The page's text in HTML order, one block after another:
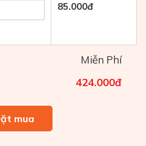
85.000đ
Miễn Phí
424.000đ